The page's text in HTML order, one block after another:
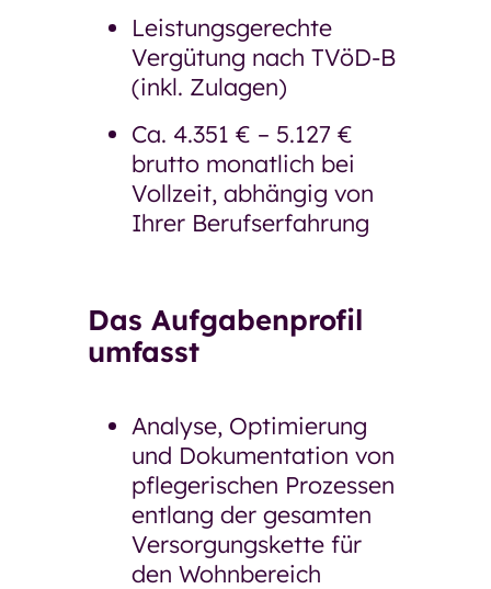
Leistungsgerechte
Vergütung nach TVöD-B
(inkl. Zulagen)
Ca. 4.351 € – 5.127 €
brutto monatlich bei
Vollzeit, abhängig von
Ihrer Berufserfahrung
Das Aufgabenprofil
umfasst
Analyse, Optimierung
und Dokumentation von
pflegerischen Prozessen
entlang der gesamten
Versorgungskette für
den Wohnbereich